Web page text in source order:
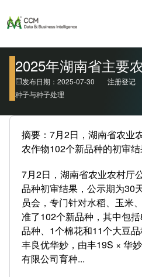
2025年湖南省主要
发布日期：2025-07-30
注册登记
种子与种子处理
摘要：7月2日，湖南省农业
农作物102个新品种的初审结
7月2日，湖南省农业农村厅
品种初审结果，公示期为30
员会，专门针对水稻、玉米
准了102个新品种，其中包
品种、1个棉花和11个大豆品
丰良优华妙，由丰19S × 华
有限公司育种...